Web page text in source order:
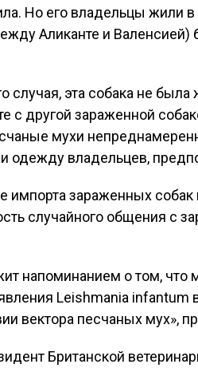
Но его владельцы жили
Аликанте и Валенсией)
случая, эта собака не
с другой зараженной
мухи
одежду владельцев,
импорта зараженных
случайного общения с
напоминанием о том,
Leishmania infantum
вектора песчаных мух»,
Британской